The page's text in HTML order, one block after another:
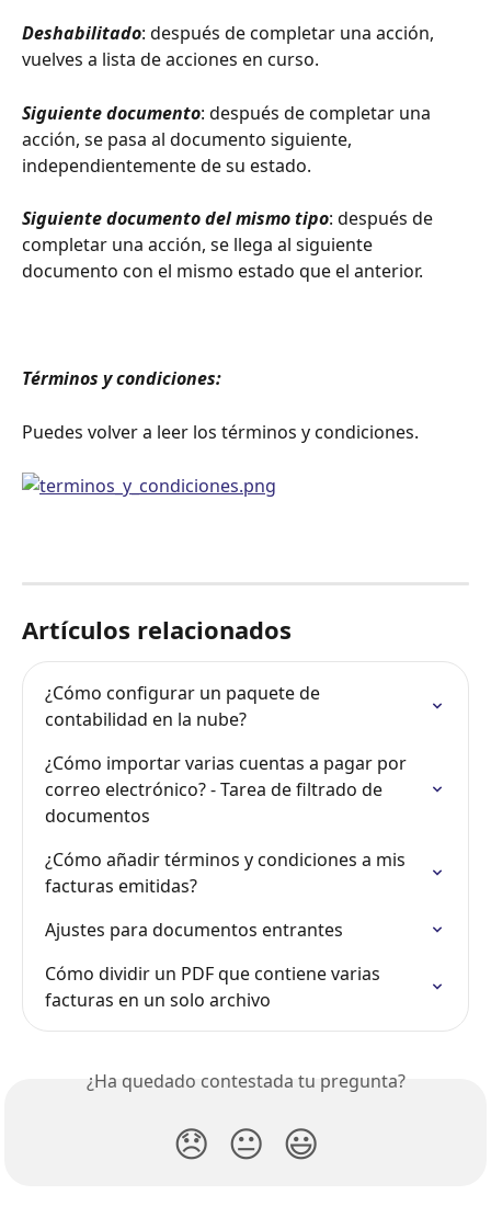
Deshabilitado: después de completar una acción,
vuelves a lista de acciones en curso.
Siguiente documento: después de completar una
acción, se pasa al documento siguiente,
independientemente de su estado.
Siguiente documento del mismo tipo: después de
completar una acción, se llega al siguiente
documento con el mismo estado que el anterior.
Términos y condiciones:
Puedes volver a leer los términos y condiciones.
Artículos relacionados
¿Cómo configurar un paquete de
contabilidad en la nube?
¿Cómo importar varias cuentas a pagar por
correo electrónico? - Tarea de filtrado de
documentos
¿Cómo añadir términos y condiciones a mis
facturas emitidas?
Ajustes para documentos entrantes
Cómo dividir un PDF que contiene varias
facturas en un solo archivo
¿Ha quedado contestada tu pregunta?
😞 😐 😃